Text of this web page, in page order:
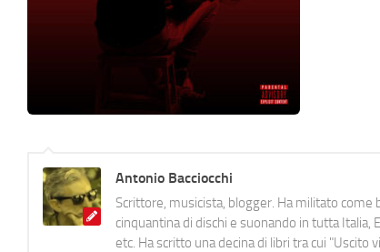
Antonio Bacciocchi
Scrittore, musicista, blogger. Ha militato
cinquantina di dischi e suonando in tutta Italia,
etc. Ha scritto una decina di libri tra cui "Uscito